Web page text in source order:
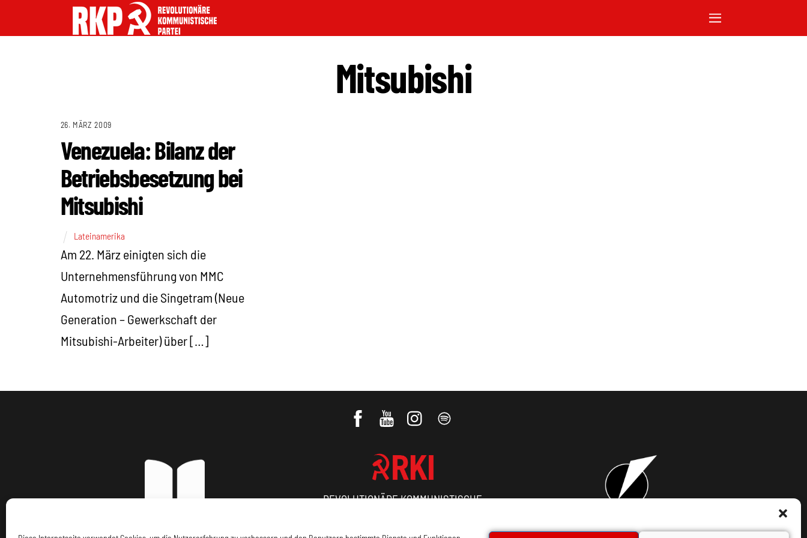
Mitsubishi
26. MÄRZ 2009
Venezuela: Bilanz der
Betriebsbesetzung bei
Mitsubishi
Lateinamerika
Am 22. März einigten sich die
Unternehmensführung von MMC
Automotriz und die Singetram (Neue
Generation – Gewerkschaft der
Mitsubishi-Arbeiter) über […]
REVOLUTIONÄRE KOMMUNISTISCHE